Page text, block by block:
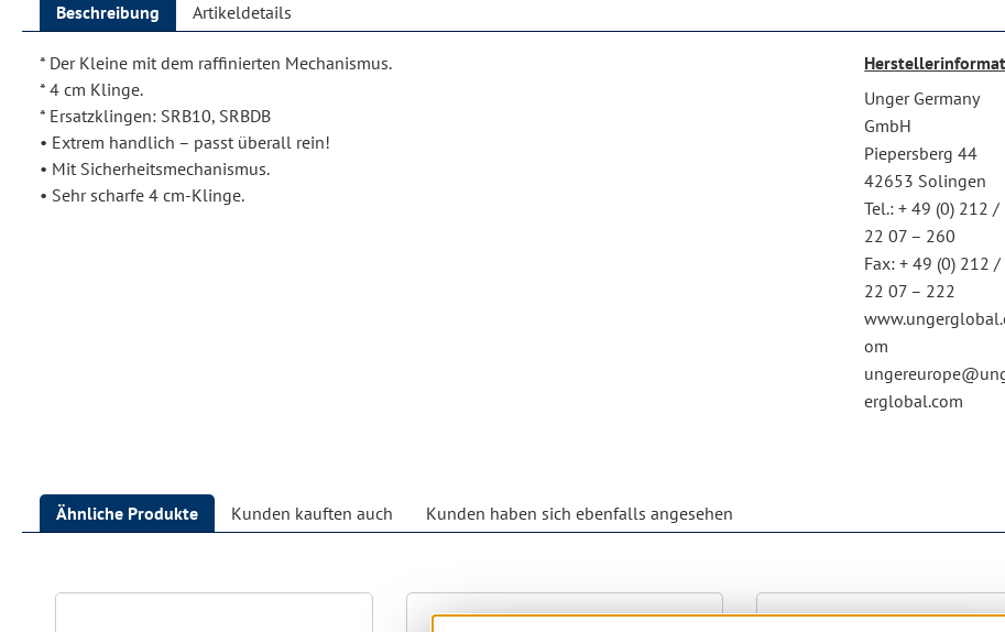
Beschreibung Artikeldetails
* Der Kleine mit dem raffinierten Mechanismus.
* 4 cm Klinge.
* Ersatzklingen: SRB10, SRBDB
• Extrem handlich – passt überall rein!
• Mit Sicherheitsmechanismus.
• Sehr scharfe 4 cm-Klinge.
Unger Germany
GmbH
Piepersberg 44
42653 Solingen
Tel.: + 49 (0) 212 /
22 07 – 260
Fax: + 49 (0) 212 /
22 07 – 222
om
erglobal.com
Ähnliche Produkte Kunden kauften auch Kunden haben sich ebenfalls angesehen